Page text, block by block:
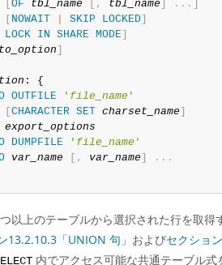
[OF tbl_name [ , tbl_name] . . . ]
[ NOWAIT SKIP LOCKED]
LOCK IN SHARE MODE]
]
: {
OUTFILE ' file_name '
[CHARACTER SET charset_name]
export_options
DUMPFILE ' file_name '
var_name [ , var_name] . . .
以上のテーブルから選択された行を取得
13.2.10.3「UNION 句」 およびセクショ
内でアクセス可能な共通テーブル式